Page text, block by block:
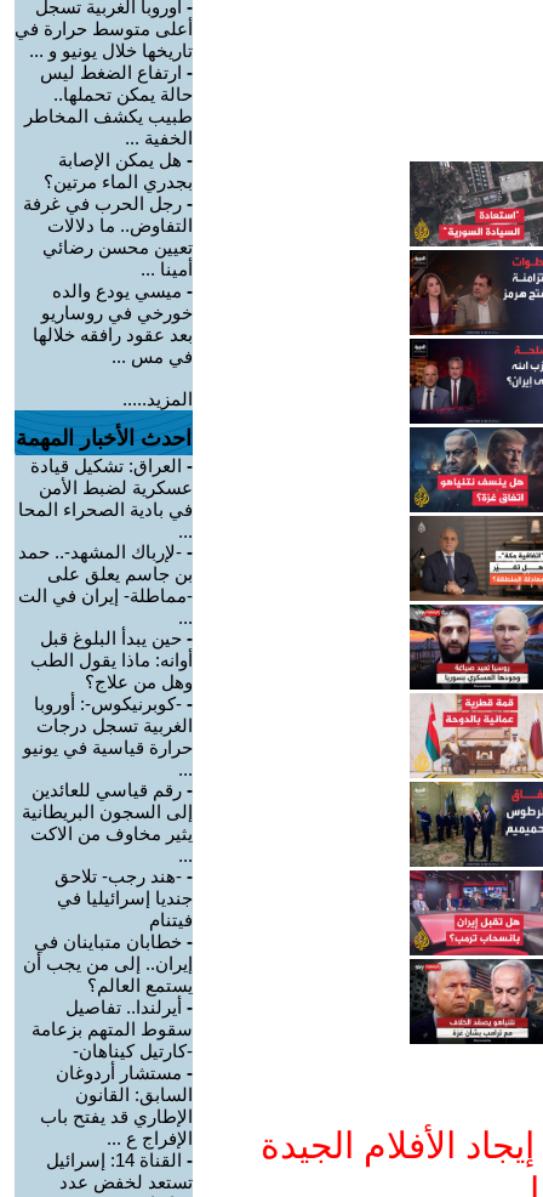
الأفلام الجيدة
- أوروبا الغربية تسجل
أعلى متوسط حرارة في
تاريخها خلال يونيو و ...
- ارتفاع الضغط ليس
حالة يمكن تحملها..
طبيب يكشف المخاطر
الخفية ...
- هل يمكن الإصابة
بجدري الماء مرتين؟
- رجل الحرب في غرفة
التفاوض.. ما دلالات
تعيين محسن رضائي
أمينا ...
- ميسي يودع والده
خورخي في روساريو
بعد عقود رافقه خلالها
في مس ...
المزيد.....
احدث الأخبار المهمة
- العراق: تشكيل قيادة
عسكرية لضبط الأمن
في بادية الصحراء المحا
...
- -لإرباك المشهد-.. حمد
بن جاسم يعلق على
-مماطلة- إيران في الت
...
- حين يبدأ البلوغ قبل
أوانه: ماذا يقول الطب
وهل من علاج؟
- -كوبرنيكوس-: أوروبا
الغربية تسجل درجات
حرارة قياسية في يونيو
...
- رقم قياسي للعائدين
إلى السجون البريطانية
يثير مخاوف من الاكت
...
- -هند رجب- تلاحق
جنديا إسرائيليا في
فيتنام
- خطابان متباينان في
إيران.. إلى من يجب أن
يستمع العالم؟
- أيرلندا.. تفاصيل
سقوط المتهم بزعامة
-كارتيل كيناهان-
- مستشار أردوغان
السابق: القانون
الإطاري قد يفتح باب
الإفراج ع ...
-
القناة 14: إسرائيل
تستعد لخفض عدد